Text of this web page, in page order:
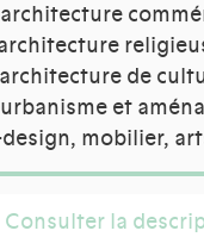
de
et
mobilier,
Consulter la